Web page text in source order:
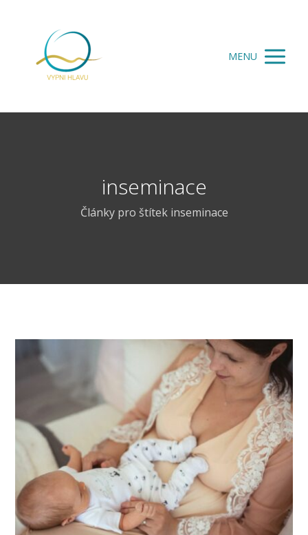
MENU
inseminace
Články pro štítek inseminace